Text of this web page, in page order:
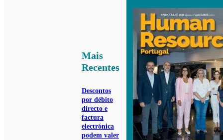
Mais
Recentes
Descontos
por débito
directo e
factura
electrónica
podem valer